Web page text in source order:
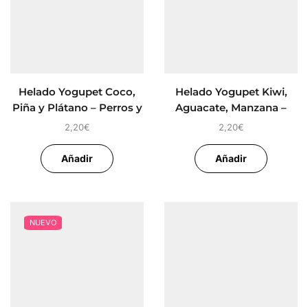
Helado Yogupet Coco,
Piña y Plátano – Perros y
Gatos
2,20€
Añadir
Helado Yogupet Kiwi,
Aguacate, Manzana –
Perros y Gatos
2,20€
Añadir
NUEVO